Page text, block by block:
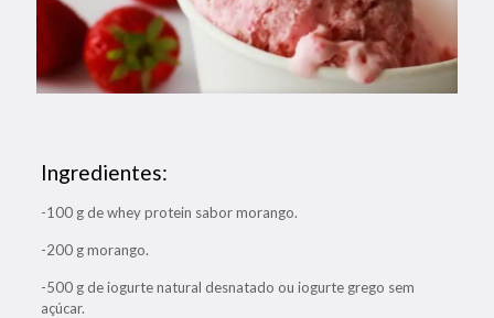
Ingredientes:
-100 g de whey protein sabor morango.
-200 g morango.
-500 g de iogurte natural desnatado ou iogurte grego sem
açúcar.